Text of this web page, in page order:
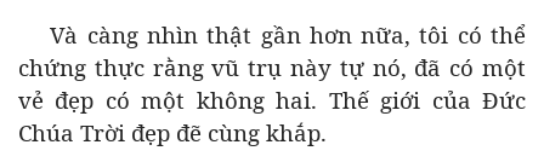
Và càng nhìn thật gần hơn nữa, tôi có thể
chứng thực rằng vũ trụ này tự nó, đã có một
vẻ đẹp có một không hai. Thế giới của Đức
Chúa Trời đẹp đẽ cùng khắp.